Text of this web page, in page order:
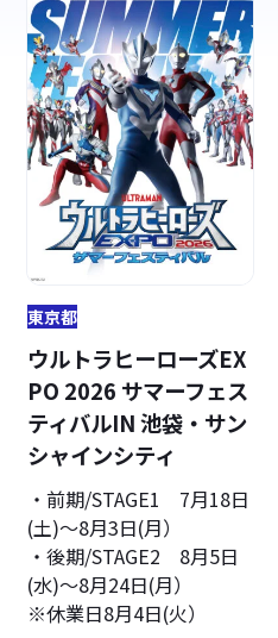
東京都
ウルトラヒーローズEX
PO 2026 サマーフェス
ティバルIN 池袋・サン
シャインシティ
・前期/STAGE1 7月18日
(土)～8月3日(月）
・後期/STAGE2 8月5日
(水)～8月24日(月）
※休業日8月4日(火）